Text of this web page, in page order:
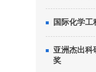
国际化学工
亚洲杰出科
奖